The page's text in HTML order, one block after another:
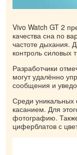
​Vivo Watch GT 2
качества сна по
частоте дыхания.
контроль силовых
Разработчики
могут удалённо
сообщения и
Среди
касанием. Для
фотографию.
циферблатов с